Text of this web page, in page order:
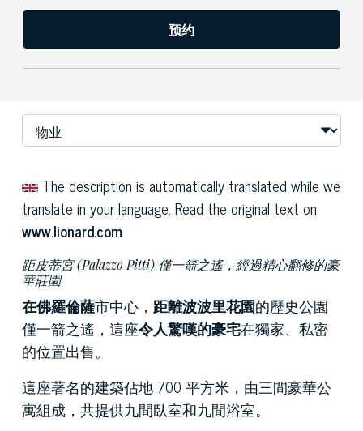
预约
The description is automatically translated while we
translate in your language. Read the original text on
www.lionard.com
距皮蒂宮 (Palazzo Pitti) 僅一箭之遙，經過精心翻修的豪
華莊園
在佛羅倫薩市中心， 距離波波里花園的歷史公園
僅一箭之遙，這座令人驚嘆的豪宅在獨家、私密
的位置出售。
這座著名的建築佔地 700 平方米，由三間豪華公
寓組成，共提供九間臥室和九間浴室。